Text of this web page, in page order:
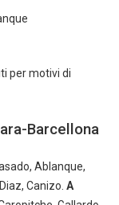
per motivi di
Barcellona
Ablanque,
Canizo. A